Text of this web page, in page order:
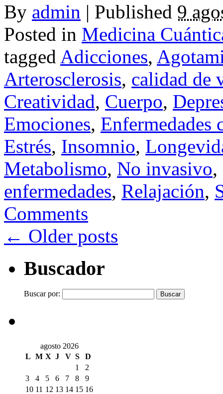
By admin | Published 9
Posted in Medicina
tagged Adicciones,
Arterosclerosis, calidad de
Creatividad, Cuerpo,
Emociones, Enfermedades
Estrés, Insomnio,
Metabolismo, No invasivo,
enfermedades, Relajación,
Comments
← Older posts
Buscador
Buscar por:
agosto 2026
L M X J V S D
1
2
3
4 5 6 7 8
9
10 11 12 13 14 15 16